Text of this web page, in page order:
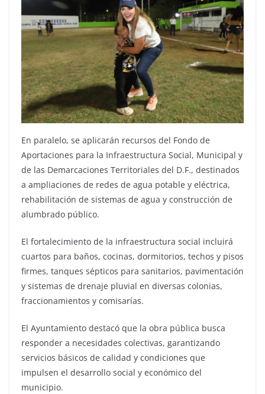
En paralelo, se aplicarán recursos del Fondo de
Aportaciones para la Infraestructura Social, Municipal y
de las Demarcaciones Territoriales del D.F., destinados
a ampliaciones de redes de agua potable y eléctrica,
rehabilitación de sistemas de agua y construcción de
alumbrado público.
El fortalecimiento de la infraestructura social incluirá
cuartos para baños, cocinas, dormitorios, techos y pisos
firmes, tanques sépticos para sanitarios, pavimentación
y sistemas de drenaje pluvial en diversas colonias,
fraccionamientos y comisarías.
El Ayuntamiento destacó que la obra pública busca
responder a necesidades colectivas, garantizando
servicios básicos de calidad y condiciones que
impulsen el desarrollo social y económico del
municipio.